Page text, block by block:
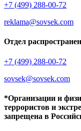
+7 (499) 288-00-72
reklama@sovsek.com
Отдел
+7 (499) 288-00-72
sovsek@sovsek.com
*Организации и
террористов и
запрещена в